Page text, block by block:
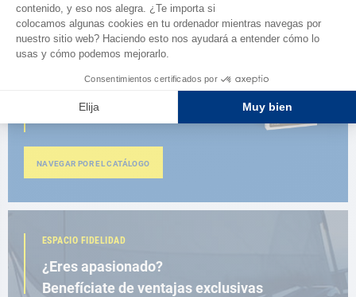
CATÁLOGO
la nueva guía AD 2026
NAVEGAR POR EL CATÁLOGO
ESPACIO FIDELIDAD
¿Eres apasionado?
Benefíciate de ventajas exclusivas